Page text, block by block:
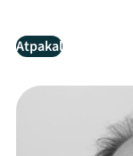
Atpakaļ